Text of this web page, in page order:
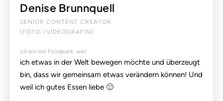
Denise Brunnquell
SENIOR CONTENT CREATOR
(FOTO-/VIDEOGRAFIN)
Ich bin bei Foodpunk, weil
ich etwas in der Welt bewegen möchte und überzeugt
bin, dass wir gemeinsam etwas verändern können! Und
weil ich gutes Essen liebe 🙂